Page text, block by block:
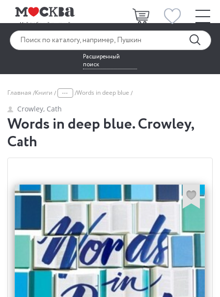
Расширенный
поиск
Главная Книги ... Words in deep blue
Crowley, Cath
Words in deep blue. Crowley,
Cath